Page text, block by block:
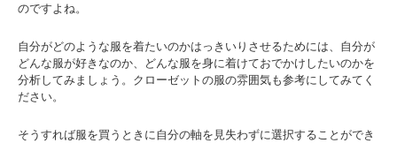
のですよね。
自分がどのような服を着たいのかはっきいりさせるためには、自分が
どんな服が好きなのか、どんな服を身に着けておでかけしたいのかを
分析してみましょう。クローゼットの服の雰囲気も参考にしてみてく
ださい。
そうすれば服を買うときに自分の軸を見失わずに選択することができ